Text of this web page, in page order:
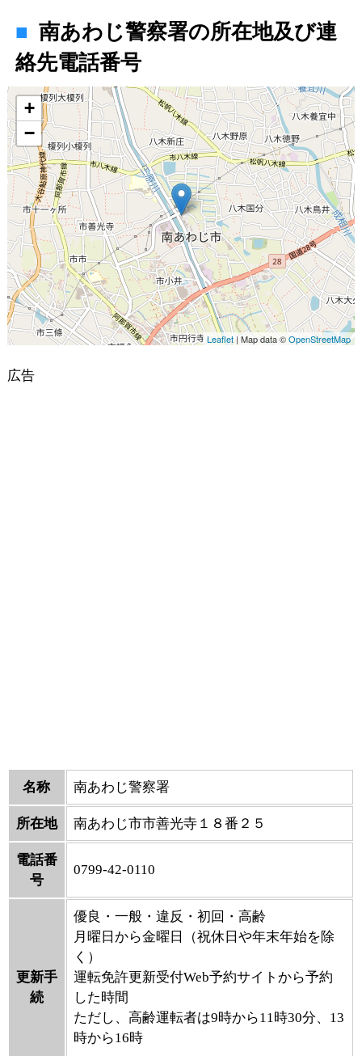
南あわじ警察署の所在地及び連
絡先電話番号
地図
+
−
Leaflet| Map data ©OpenStreetMap
広告
名称 南あわじ警察署
所在地 南あわじ市市善光寺１８番２５
電話番
号
0799-42-0110
更新手
続
優良・一般・違反・初回・高齢
月曜日から金曜日（祝休日や年末年始を除
く）
運転免許更新受付Web予約サイトから予約
した時間
ただし、高齢運転者は9時から11時30分、13
時から16時